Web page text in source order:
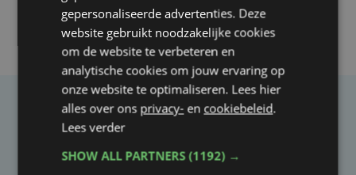
Taalfout opgemerkt?
artikel?
gepersonaliseerde advertenties. Deze
website gebruikt noodzakelijke cookies
om de website te verbeteren en
analytische cookies om jouw ervaring op
onze website te optimaliseren. Lees hier
alles over ons privacy- en cookiebeleid.
Lees verder
SHOW ALL PARTNERS(1192) →